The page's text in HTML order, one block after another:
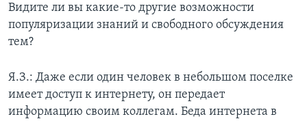
Видите ли вы какие-то другие возможности
популяризации знаний и свободного обсуждения
тем?
Я.З.: Даже если один человек в небольшом поселке
имеет доступ к интернету, он передает
информацию своим коллегам. Беда интернета в